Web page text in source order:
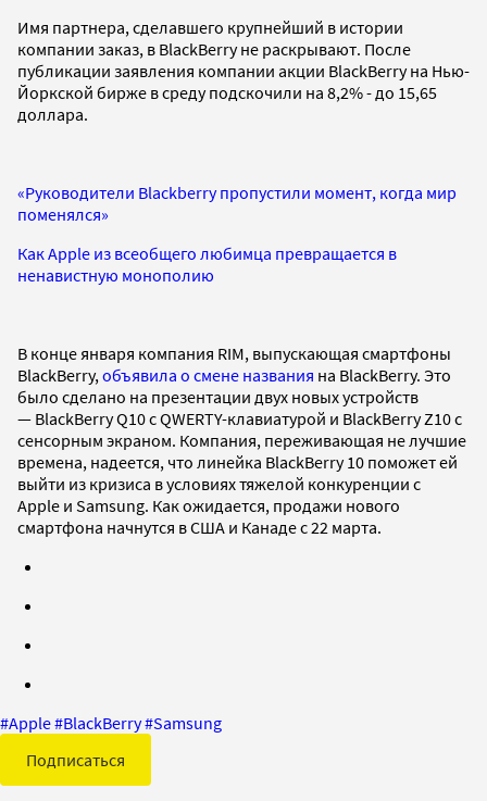
Имя партнера, сделавшего крупнейший в истории
компании заказ, в BlackBerry не раскрывают. После
публикации заявления компании акции BlackBerry на Нью-
Йоркской бирже в среду подскочили на 8,2% - до 15,65
доллара.
«Руководители Blackberry пропустили момент, когда мир
поменялся»
Как Apple из всеобщего любимца превращается в
ненавистную монополию
В конце января компания RIM, выпускающая смартфоны
BlackBerry, объявила о смене названия на BlackBerry. Это
было сделано на презентации двух новых устройств
— BlackBerry Q10 с QWERTY-клавиатурой и BlackBerry Z10 с
сенсорным экраном. Компания, переживающая не лучшие
времена, надеется, что линейка BlackBerry 10 поможет ей
выйти из кризиса в условиях тяжелой конкуренции с
Apple и Samsung. Как ожидается, продажи нового
смартфона начнутся в США и Канаде с 22 марта.
#Apple#BlackBerry#Samsung
Подписаться